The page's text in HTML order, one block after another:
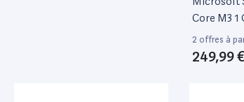
Core M3 1
Go
2 offres à
249,99